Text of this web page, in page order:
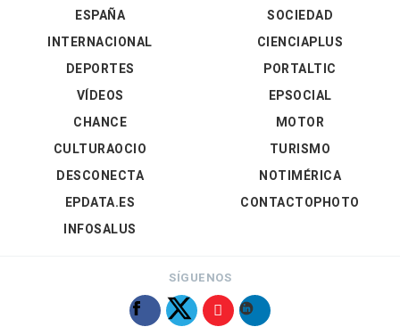
ESPAÑA
INTERNACIONAL
DEPORTES
VÍDEOS
SOCIEDAD
CIENCIAPLUS
PORTALTIC
EPSOCIAL
CHANCE
CULTURAOCIO
DESCONECTA
EPDATA.ES
INFOSALUS
MOTOR
TURISMO
NOTIMÉRICA
CONTACTOPHOTO
SÍGUENOS